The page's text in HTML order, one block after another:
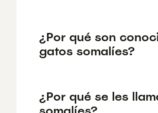
¿Por qué son
gatos somalíes?
¿Por qué se les